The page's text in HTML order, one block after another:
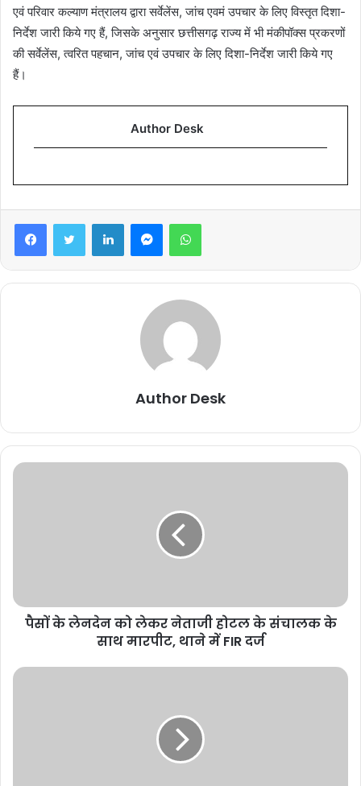
एवं परिवार कल्याण मंत्रालय द्वारा सर्वेलेंस, जांच एवमं उपचार के लिए विस्तृत दिशा-
निर्देश जारी किये गए हैं, जिसके अनुसार छत्तीसगढ़ राज्य में भी मंकीपॉक्स प्रकरणों
की सर्वेलेंस, त्वरित पहचान, जांच एवं उपचार के लिए दिशा-निर्देश जारी किये गए
हैं।
Author Desk
Author Desk
पैसों के लेनदेन को लेकर नेताजी होटल के संचालक के
साथ मारपीट, थाने में FIR दर्ज